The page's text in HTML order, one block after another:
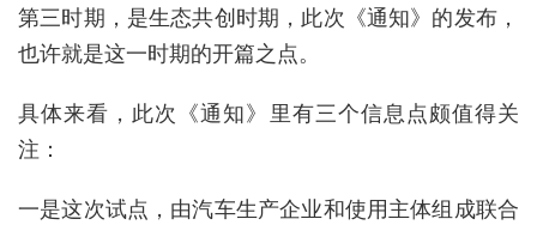
第三时期，是生态共创时期，此次《通知》的发布，
也许就是这一时期的开篇之点。
具体来看，此次《通知》里有三个信息点颇值得关
注：
一是这次试点，由汽车生产企业和使用主体组成联合